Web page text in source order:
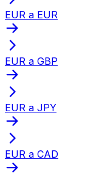
EUR a EUR
EUR a GBP
EUR a JPY
EUR a CAD